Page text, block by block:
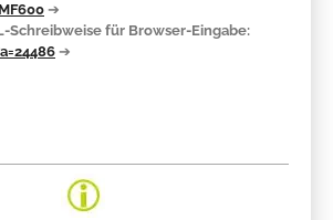
➔
Schreibweise für Browser-Eingabe:
➔